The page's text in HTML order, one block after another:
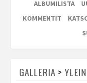
ALBUMILISTA
KOMMENTIT
GALLERIA >